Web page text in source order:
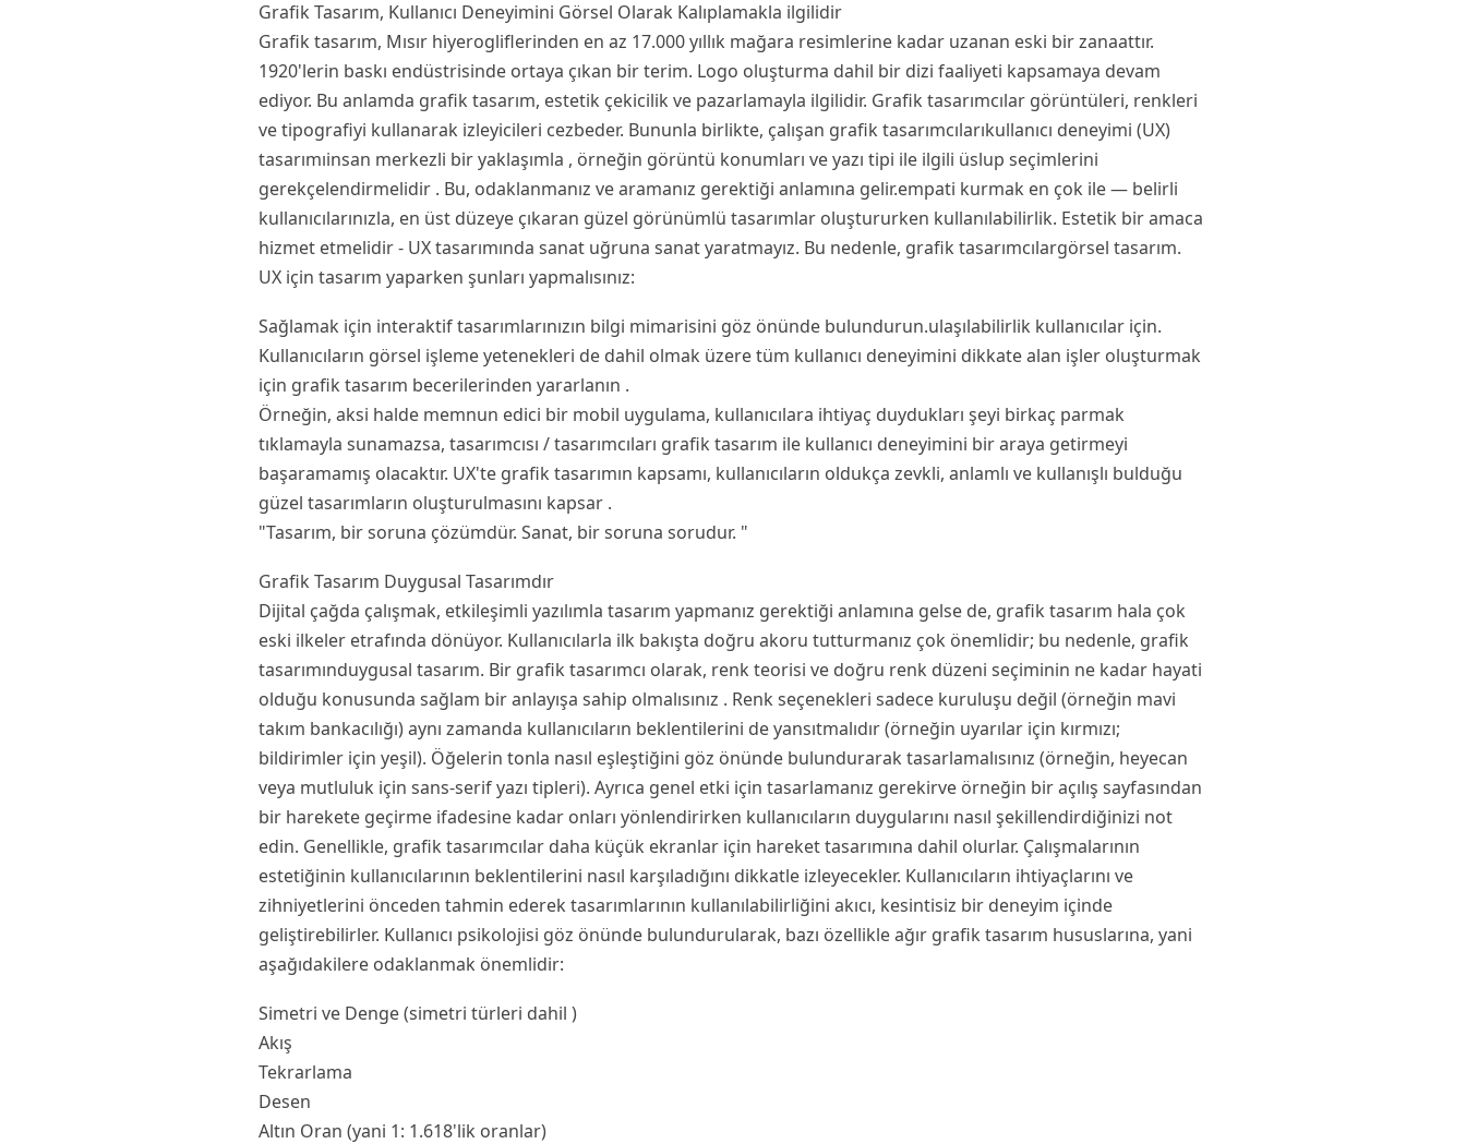
Grafik Tasarım, Kullanıcı Deneyimini Görsel Olarak Kalıplamakla ilgilidir
Grafik tasarım, Mısır hiyerogliflerinden en az 17.000 yıllık mağara resimlerine kadar uzanan eski bir zanaattır.
1920'lerin baskı endüstrisinde ortaya çıkan bir terim. Logo oluşturma dahil bir dizi faaliyeti kapsamaya devam
ediyor. Bu anlamda grafik tasarım, estetik çekicilik ve pazarlamayla ilgilidir. Grafik tasarımcılar görüntüleri, renkleri
ve tipografiyi kullanarak izleyicileri cezbeder. Bununla birlikte, çalışan grafik tasarımcılarıkullanıcı deneyimi (UX)
tasarımıinsan merkezli bir yaklaşımla , örneğin görüntü konumları ve yazı tipi ile ilgili üslup seçimlerini
gerekçelendirmelidir . Bu, odaklanmanız ve aramanız gerektiği anlamına gelir.empati kurmak en çok ile — belirli
kullanıcılarınızla, en üst düzeye çıkaran güzel görünümlü tasarımlar oluştururken kullanılabilirlik. Estetik bir amaca
hizmet etmelidir - UX tasarımında sanat uğruna sanat yaratmayız. Bu nedenle, grafik tasarımcılargörsel tasarım.
UX için tasarım yaparken şunları yapmalısınız:
Sağlamak için interaktif tasarımlarınızın bilgi mimarisini göz önünde bulundurun.ulaşılabilirlik kullanıcılar için.
Kullanıcıların görsel işleme yetenekleri de dahil olmak üzere tüm kullanıcı deneyimini dikkate alan işler oluşturmak
için grafik tasarım becerilerinden yararlanın .
Örneğin, aksi halde memnun edici bir mobil uygulama, kullanıcılara ihtiyaç duydukları şeyi birkaç parmak
tıklamayla sunamazsa, tasarımcısı / tasarımcıları grafik tasarım ile kullanıcı deneyimini bir araya getirmeyi
başaramamış olacaktır. UX'te grafik tasarımın kapsamı, kullanıcıların oldukça zevkli, anlamlı ve kullanışlı bulduğu
güzel tasarımların oluşturulmasını kapsar .
"Tasarım, bir soruna çözümdür. Sanat, bir soruna sorudur. "
Grafik Tasarım Duygusal Tasarımdır
Dijital çağda çalışmak, etkileşimli yazılımla tasarım yapmanız gerektiği anlamına gelse de, grafik tasarım hala çok
eski ilkeler etrafında dönüyor. Kullanıcılarla ilk bakışta doğru akoru tutturmanız çok önemlidir; bu nedenle, grafik
tasarımınduygusal tasarım. Bir grafik tasarımcı olarak, renk teorisi ve doğru renk düzeni seçiminin ne kadar hayati
olduğu konusunda sağlam bir anlayışa sahip olmalısınız . Renk seçenekleri sadece kuruluşu değil (örneğin mavi
takım bankacılığı) aynı zamanda kullanıcıların beklentilerini de yansıtmalıdır (örneğin uyarılar için kırmızı;
bildirimler için yeşil). Öğelerin tonla nasıl eşleştiğini göz önünde bulundurarak tasarlamalısınız (örneğin, heyecan
veya mutluluk için sans-serif yazı tipleri). Ayrıca genel etki için tasarlamanız gerekirve örneğin bir açılış sayfasından
bir harekete geçirme ifadesine kadar onları yönlendirirken kullanıcıların duygularını nasıl şekillendirdiğinizi not
edin. Genellikle, grafik tasarımcılar daha küçük ekranlar için hareket tasarımına dahil olurlar. Çalışmalarının
estetiğinin kullanıcılarının beklentilerini nasıl karşıladığını dikkatle izleyecekler. Kullanıcıların ihtiyaçlarını ve
zihniyetlerini önceden tahmin ederek tasarımlarının kullanılabilirliğini akıcı, kesintisiz bir deneyim içinde
geliştirebilirler. Kullanıcı psikolojisi göz önünde bulundurularak, bazı özellikle ağır grafik tasarım hususlarına, yani
aşağıdakilere odaklanmak önemlidir:
Simetri ve Denge (simetri türleri dahil )
Akış
Tekrarlama
Desen
Altın Oran (yani 1: 1.618'lik oranlar)